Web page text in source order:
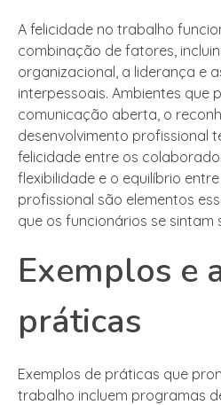
A felicidade no trabalho
combinação de fatores,
organizacional, a liderança e
interpessoais. Ambientes que
comunicação aberta, o
desenvolvimento profissional
felicidade entre os
flexibilidade e o equilíbrio
profissional são elementos
que os funcionários se sintam
Exemplos e
práticas
Exemplos de práticas que
trabalho incluem programas